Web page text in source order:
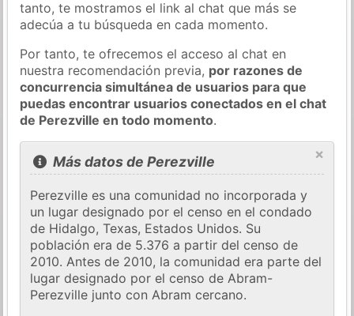
tanto, te mostramos el link al chat que más se
adecúa a tu búsqueda en cada momento.
Por tanto, te ofrecemos el acceso al chat en
nuestra recomendación previa, por razones de
concurrencia simultánea de usuarios para que
puedas encontrar usuarios conectados en el chat
de Perezville en todo momento.
×
Más datos de Perezville
Perezville es una comunidad no incorporada y
un lugar designado por el censo en el condado
de Hidalgo, Texas, Estados Unidos. Su
población era de 5.376 a partir del censo de
2010. Antes de 2010, la comunidad era parte del
lugar designado por el censo de Abram-
Perezville junto con Abram cercano.